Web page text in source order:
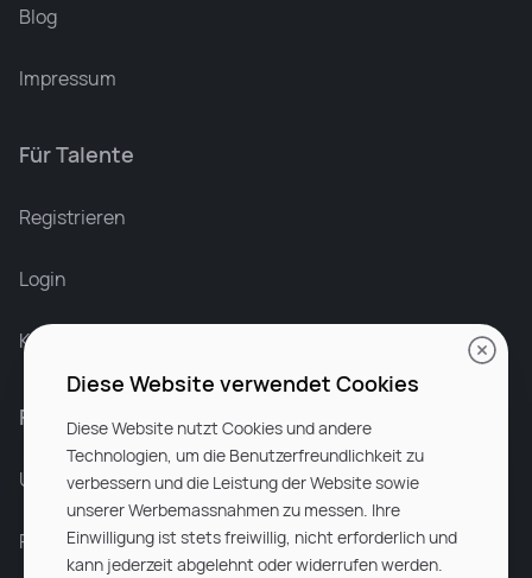
Blog
Impressum
Für Talente
Registrieren
Login
Karriere bei Rocken
Für Unternehmen
Unsere Dienstleistungen
Partnerunternehmen
Diese Website verwendet Cookies
Diese Website nutzt Cookies und andere
Technologien, um die Benutzerfreundlichkeit zu
verbessern und die Leistung der Website sowie
unserer Werbemassnahmen zu messen. Ihre
Einwilligung ist stets freiwillig, nicht erforderlich und
kann jederzeit abgelehnt oder widerrufen werden.